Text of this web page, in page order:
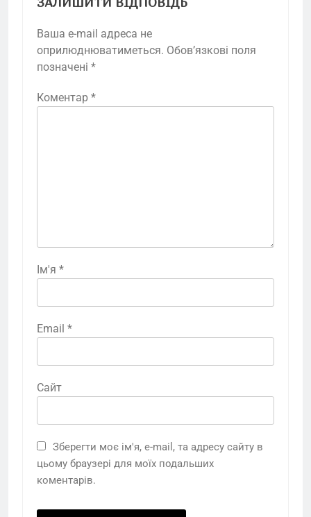
Ваша e-mail адреса не
оприлюднюватиметься. Обов’язкові поля
позначені *
Коментар *
Ім'я *
Email *
Сайт
Зберегти моє ім'я, e-mail, та адресу сайту в
цьому браузері для моїх подальших
коментарів.